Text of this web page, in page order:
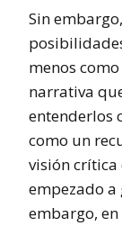
Sin
menos
narrativa
entenderlos
como un
visión crítica
empezado a
embargo,